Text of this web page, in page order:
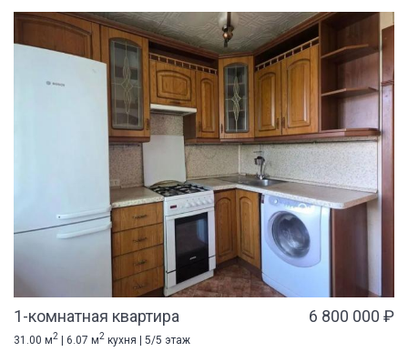
1-комнатная квартира 6 800 000 ₽
31.00 м2 | 6.07 м2 кухня | 5/5 этаж